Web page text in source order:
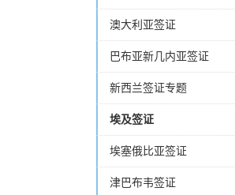
澳大利亚签证
巴布亚新几内亚签证
新西兰签证专题
埃及签证
埃塞俄比亚签证
津巴布韦签证